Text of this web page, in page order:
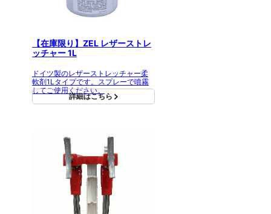
【在庫限り】ZEL レザーストレ
ッチャー 1L
ドイツ製のレザーストレッチャー柔
軟剤1Lタイプです。スプレーで噴霧
してご使用ください。
詳細はこちら